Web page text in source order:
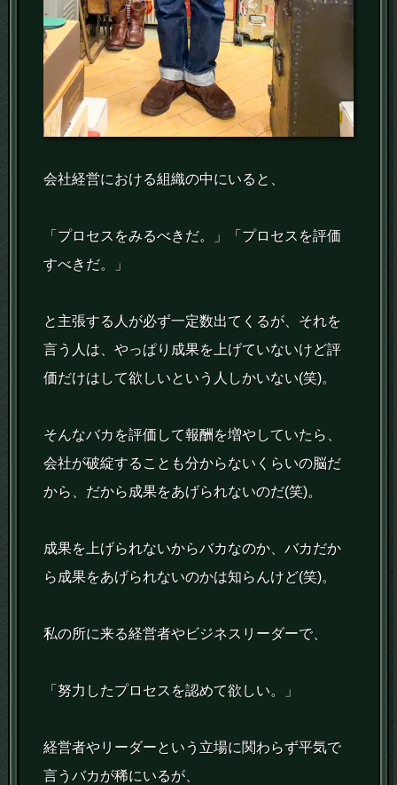
会社経営における組織の中にいると、
「プロセスをみるべきだ。」「プロセスを評価
すべきだ。」
と主張する人が必ず一定数出てくるが、それを
言う人は、やっぱり成果を上げていないけど評
価だけはして欲しいという人しかいない(笑)。
そんなバカを評価して報酬を増やしていたら、
会社が破綻することも分からないくらいの脳だ
から、だから成果をあげられないのだ(笑)。
成果を上げられないからバカなのか、バカだか
ら成果をあげられないのかは知らんけど(笑)。
私の所に来る経営者やビジネスリーダーで、
「努力したプロセスを認めて欲しい。」
経営者やリーダーという立場に関わらず平気で
言うバカが稀にいるが、